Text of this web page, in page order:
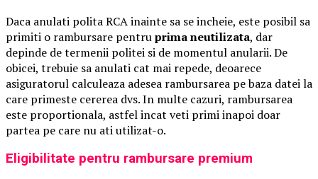
Daca anulati polita RCA inainte sa se incheie, este posibil sa
primiti o rambursare pentruprima neutilizata, dar
depinde de termenii politei si de momentul anularii. De
obicei, trebuie sa anulati cat mai repede, deoarece
asiguratorul calculeaza adesea rambursarea pe baza datei la
care primeste cererea dvs. In multe cazuri, rambursarea
este proportionala, astfel incat veti primi inapoi doar
partea pe care nu ati utilizat-o.
Eligibilitate pentru rambursare premium